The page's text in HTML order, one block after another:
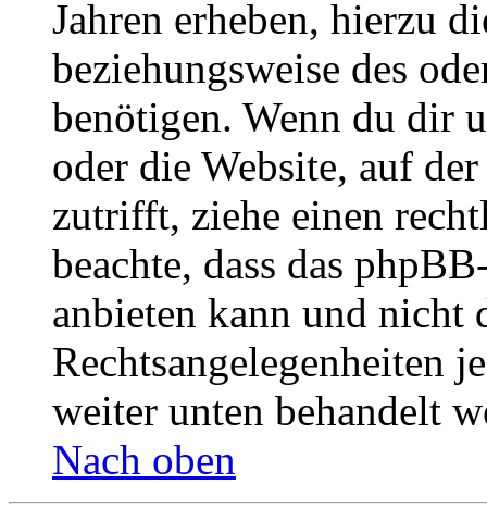
Jahren erheben, hierzu
beziehungsweise des
benötigen. Wenn du dir
oder die Website, auf
zutrifft, ziehe einen
beachte, dass das
anbieten kann und nicht
Rechtsangelegenheiten
weiter unten behandelt
Nach oben